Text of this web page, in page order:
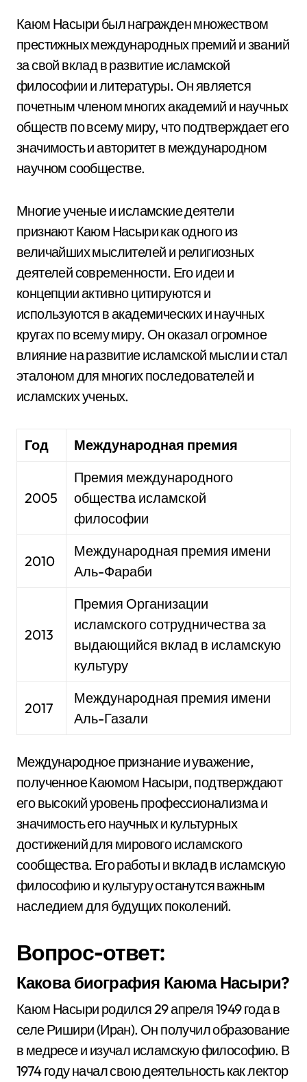
Каюм Насыри был награжден множеством
престижных международных премий и званий
за свой вклад в развитие исламской
философии и литературы. Он является
почетным членом многих академий и научных
обществ по всему миру, что подтверждает его
значимость и авторитет в международном
научном сообществе.
Многие ученые и исламские деятели
признают Каюм Насыри как одного из
величайших мыслителей и религиозных
деятелей современности. Его идеи и
концепции активно цитируются и
используются в академических и научных
кругах по всему миру. Он оказал огромное
влияние на развитие исламской мысли и стал
эталоном для многих последователей и
исламских ученых.
Год Международная премия
2005
Премия международного
общества исламской
философии
2010
Международная премия имени
Аль-Фараби
2013
Премия Организации
исламского сотрудничества за
выдающийся вклад в исламскую
культуру
2017
Международная премия имени
Аль-Газали
Международное признание и уважение,
полученное Каюмом Насыри, подтверждают
его высокий уровень профессионализма и
значимость его научных и культурных
достижений для мирового исламского
сообщества. Его работы и вклад в исламскую
философию и культуру останутся важным
наследием для будущих поколений.
Вопрос-ответ:
Какова биография Каюма Насыри?
Каюм Насыри родился 29 апреля 1949 года в
селе Ришири (Иран). Он получил образование
в медресе и изучал исламскую философию. В
1974 году начал свою деятельность как лектор